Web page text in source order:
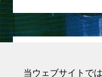
当ウェブサイトで